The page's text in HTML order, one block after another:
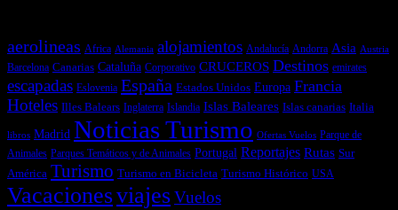
aerolineas Africa Alemania alojamientos Andalucía Andorra Asia Austria
Barcelona Canarias Cataluña Corporativo CRUCEROS Destinos emirates
escapadas Eslovenia España Estados Unidos Europa Francia
Hoteles Illes Balears Inglaterra Islandia Islas Baleares Islas canarias Italia
libros Madrid Noticias Turismo Ofertas Vuelos Parque de
Animales Parques Temáticos y de Animales Portugal Reportajes Rutas Sur
América Turismo Turismo en Bicicleta Turismo Histórico USA
VacacionesviajesVuelos